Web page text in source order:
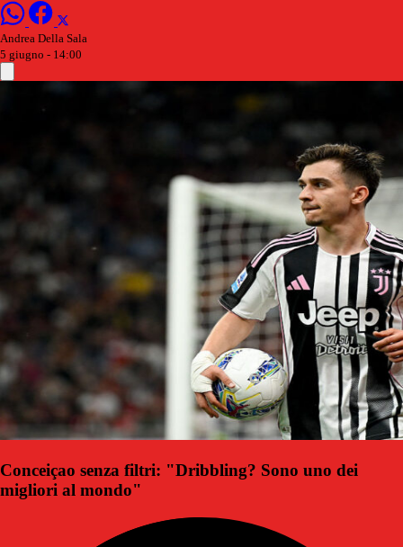
Andrea Della Sala
5 giugno - 14:00
Conceiçao senza filtri: "Dribbling? Sono uno dei
migliori al mondo"